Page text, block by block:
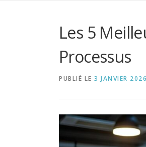
Les 5
Processus
PUBLIÉ LE 3 JANVIER 2026